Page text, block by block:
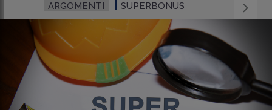
ARGOMENTI SUPERBONUS